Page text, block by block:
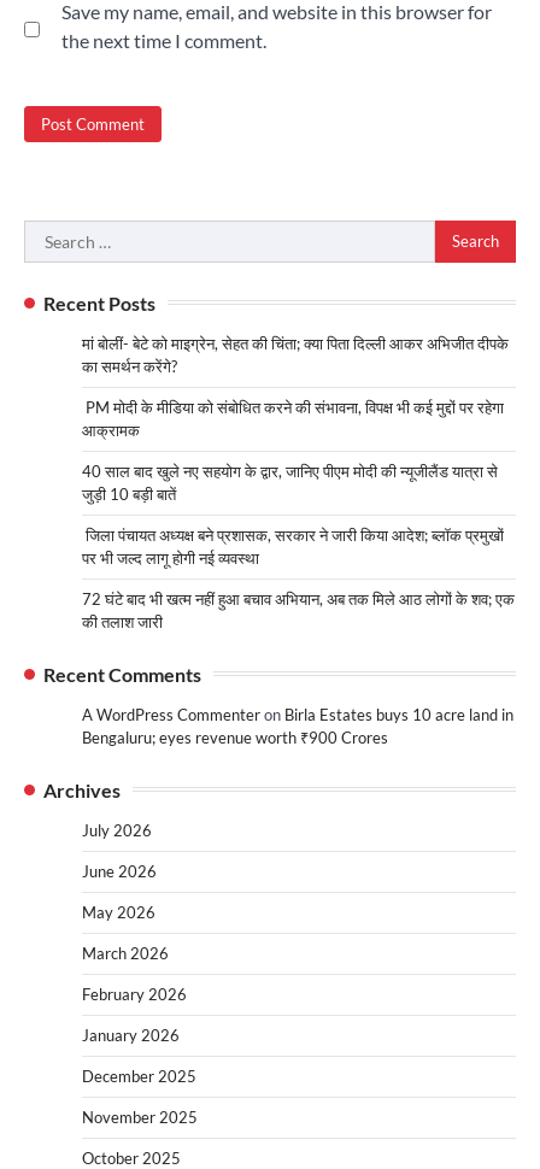
Save my name, email, and website in this browser for
the next time I comment.
Search
for:
Recent Posts
मां बोलीं- बेटे को माइग्रेन, सेहत की चिंता; क्या पिता दिल्ली आकर अभिजीत दीपके
का समर्थन करेंगे?
PM मोदी के मीडिया को संबोधित करने की संभावना, विपक्ष भी कई मुद्दों पर रहेगा
आक्रामक
40 साल बाद खुले नए सहयोग के द्वार, जानिए पीएम मोदी की न्यूजीलैंड यात्रा से
जुड़ी 10 बड़ी बातें
जिला पंचायत अध्यक्ष बने प्रशासक, सरकार ने जारी किया आदेश; ब्लॉक प्रमुखों
पर भी जल्द लागू होगी नई व्यवस्था
72 घंटे बाद भी खत्म नहीं हुआ बचाव अभियान, अब तक मिले आठ लोगों के शव; एक
की तलाश जारी
Recent Comments
A WordPress Commenteron Birla Estates buys 10 acre land in
Bengaluru; eyes revenue worth ₹900 Crores
Archives
July 2026
June 2026
May 2026
March 2026
February 2026
January 2026
December 2025
November 2025
October 2025